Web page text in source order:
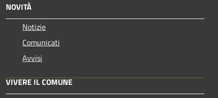
NOVITÀ
Notizie
Comunicati
Avvisi
VIVERE IL COMUNE